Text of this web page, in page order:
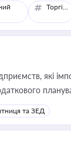
Торгівля
які
та ЗЕД